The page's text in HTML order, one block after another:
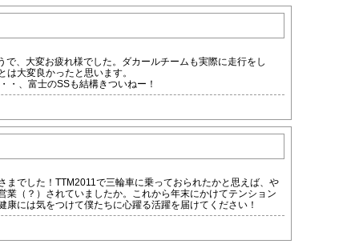
で、大変お疲れ様でした。ダカールチームも実際に走行をし
大変良かったと思います。
・、富士のSSも結構きついねー！
までした！TTM2011で三輪車に乗っておられたかと思えば、や
業（？）されていましたか。これから年末にかけてテンション
康には気をつけて僕たちに心躍る活躍を届けてください！